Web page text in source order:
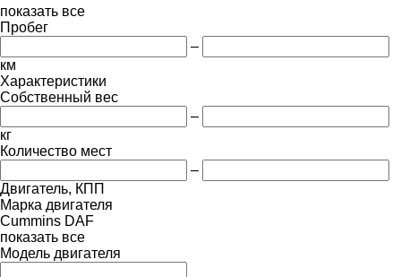
показать все
Пробег
–
км
Характеристики
Собственный вес
–
кг
Количество мест
–
Двигатель, КПП
Марка двигателя
Cummins DAF
показать все
Модель двигателя